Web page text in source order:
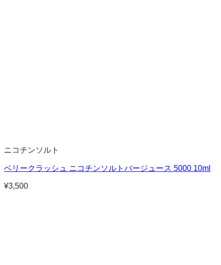
ニコチンソルト
ベリークラッシュ ニコチンソルトバージュース 5000 10ml
¥3,500